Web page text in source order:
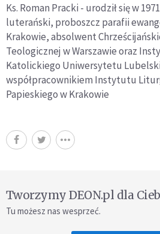
Ks. Roman Pracki - urodził się w
luterański, proboszcz parafii
Krakowie, absolwent
Teologicznej w Warszawie oraz
Katolickiego Uniwersytetu
współpracownikiem Instytutu
Papieskiego w Krakowie
Tworzymy DEON.pl dla
Tu możesz nas wesprzeć.